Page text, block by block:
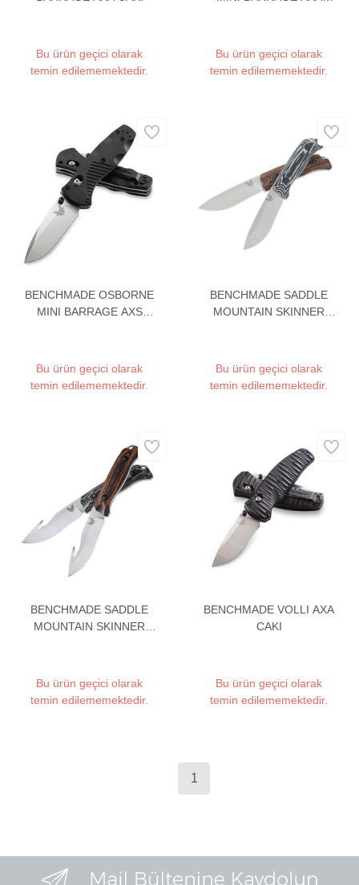
Bu ürün geçici olarak
temin edilememektedir.
Bu ürün geçici olarak
temin edilememektedir.
BENCHMADE OSBORNE
MINI BARRAGE AXS
Bu ürün geçici olarak
temin edilememektedir.
BENCHMADE SADDLE
MOUNTAIN SKINNER
Bu ürün geçici olarak
temin edilememektedir.
BENCHMADE SADDLE
MOUNTAIN SKINNER
Bu ürün geçici olarak
temin edilememektedir.
BENCHMADE VOLLI AXA
CAKI
Bu ürün geçici olarak
temin edilememektedir.
1